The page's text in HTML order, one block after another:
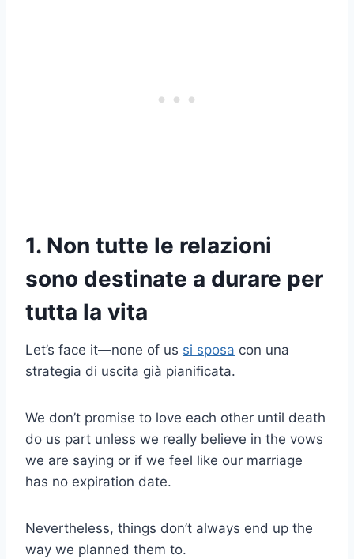
1. Non tutte le relazioni
sono destinate a durare per
tutta la vita
Let’s face it—none of us si sposa con una
strategia di uscita già pianificata.
We don’t promise to love each other until death
do us part unless we really believe in the vows
we are saying or if we feel like our marriage
has no expiration date.
Nevertheless, things don’t always end up the
way we planned them to.